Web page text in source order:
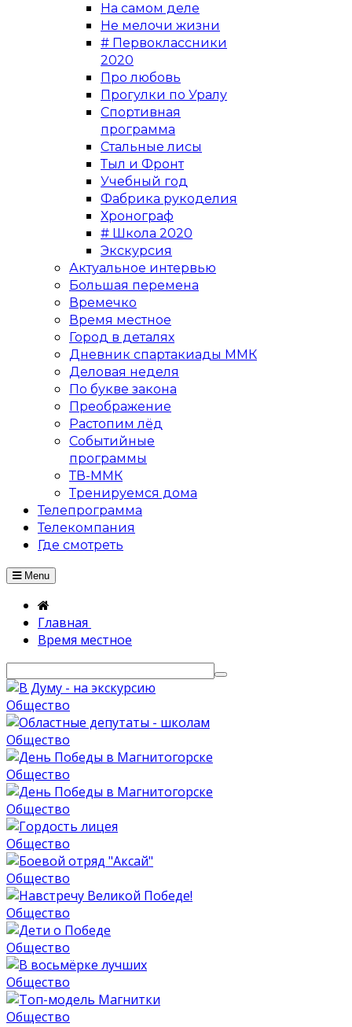
На самом деле
Не мелочи жизни
# Первоклассники
2020
Про любовь
Прогулки по Уралу
Спортивная
программа
Стальные лисы
Тыл и Фронт
Учебный год
Фабрика рукоделия
Хронограф
# Школа 2020
Экскурсия
Актуальное интервью
Большая перемена
Времечко
Время местное
Город в деталях
Дневник спартакиады ММК
Деловая неделя
По букве закона
Преображение
Растопим лёд
Событийные
программы
ТВ-ММК
Тренируемся дома
Телепрограмма
Телекомпания
Где смотреть
Menu
Главная
Время местное
Общество
Общество
Общество
Общество
Общество
Общество
Общество
Общество
Общество
Общество